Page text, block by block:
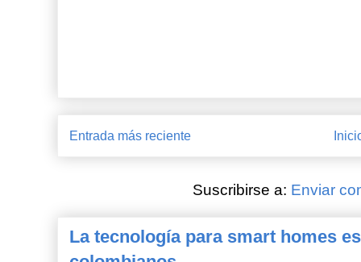
Entrada más reciente
Suscribirse a: Enviar
La tecnología para smart homes